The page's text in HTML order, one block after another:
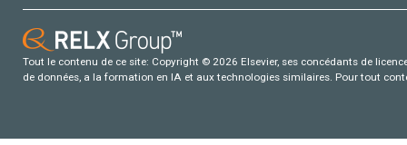
Tout le contenu de ce site: Copyright © 2026 Elsevier, ses concédants de
de données, a la formation en IA et aux technologies similaires. Pour tout